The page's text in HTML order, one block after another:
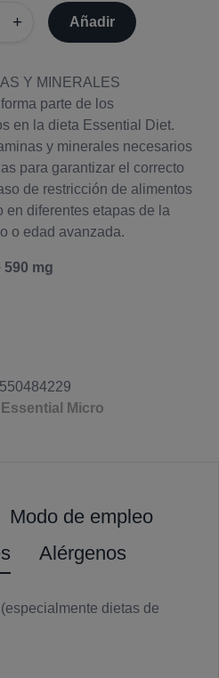
+ Añadir
Y MINERALES
parte de los
en la dieta Essential Diet.
y minerales necesarios
para garantizar el correcto
de restricción de alimentos
en diferentes etapas de la
o edad avanzada.
mg
Micro
Modo de empleo
Alérgenos
dietas de